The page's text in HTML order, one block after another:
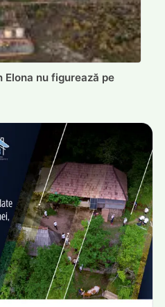
Elona nu figurează pe